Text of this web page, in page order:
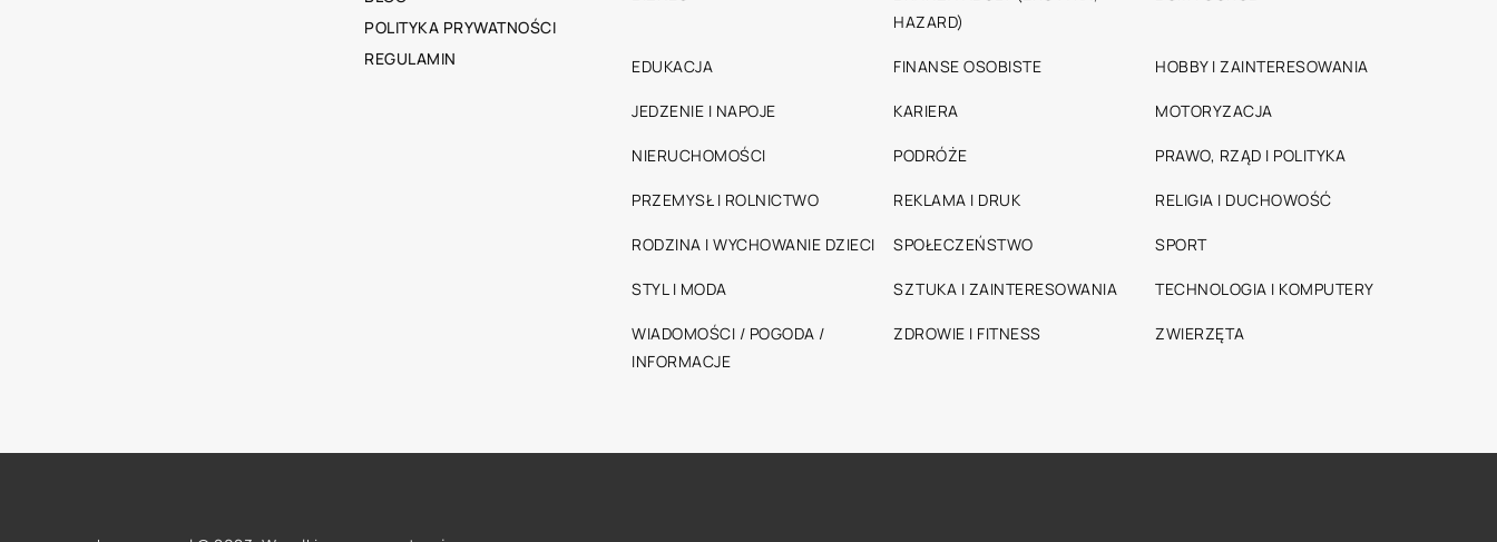
POLITYKA PRYWATNOŚCI
REGULAMIN
HAZARD)
EDUKACJA FINANSE OSOBISTE HOBBY I ZAINTERESOWANIA
JEDZENIE I NAPOJE KARIERA MOTORYZACJA
NIERUCHOMOŚCI PODRÓŻE PRAWO, RZĄD I POLITYKA
PRZEMYSŁ I ROLNICTWO REKLAMA I DRUK RELIGIA I DUCHOWOŚĆ
RODZINA I WYCHOWANIE DZIECI SPOŁECZEŃSTWO SPORT
STYL I MODA SZTUKA I ZAINTERESOWANIA TECHNOLOGIA I KOMPUTERY
WIADOMOŚCI / POGODA /
INFORMACJE
ZDROWIE I FITNESS ZWIERZĘTA